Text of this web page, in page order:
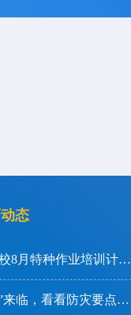
态
【8月培训计划】思特学校8月特种作业培训计划及注意事...
【安全生产】“七上八下”来临，看看防灾要点有哪些？